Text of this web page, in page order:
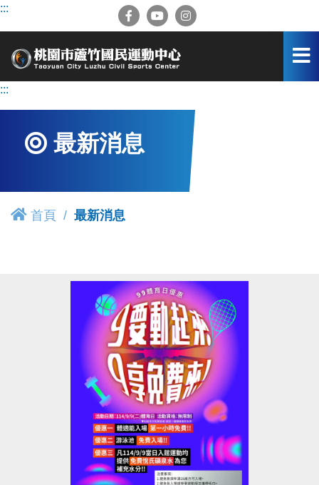
跳
容
:::
:::
最新消息
首頁 最新消息